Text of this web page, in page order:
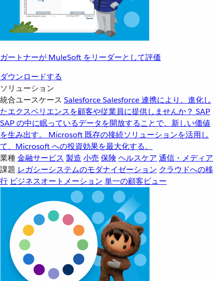
ガートナーが MuleSoft をリーダーとして評価
ダウンロードする
ソリューション
統合ユースケース SalesforceSalesforce 連携により、進化し
たエクスペリエンスを顧客や従業員に提供しませんか？ SAP
SAP の中に眠っているデータを開放することで、新しい価値
を生み出す。
Microsoft 既存の接続ソリューションを活用し
て、Microsoft への投資効果を最大化する。
業種金融サービス 製造 小売 保険 ヘルスケア 通信・メディア
課題 レガシーシステムのモダナイゼーション クラウドへの移
行 ビジネスオートメーション 単一の顧客ビュー